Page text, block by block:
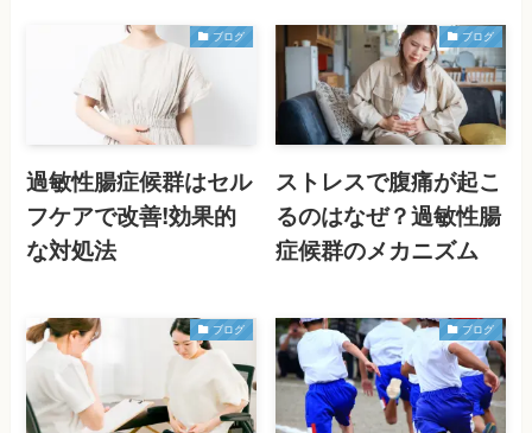
ブログ
過敏性腸症候群はセル
フケアで改善!効果的
な対処法
ブログ
ストレスで腹痛が起こ
るのはなぜ？過敏性腸
症候群のメカニズム
ブログ ブログ